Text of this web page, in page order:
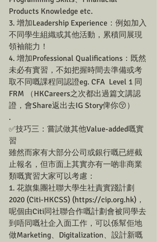
Products Knowledge etc.
3. 增加Leadership Experience：例如加入
不同學生組織或其他活動，累積同展現
領袖能力！
4. 增加Professional Qualifications：既然
未必有實習，不如把握時間去準備或考
取不同嘅課程同認證eg. CFA  Level 1 同
FRM （HKCareers之次都出過篇文講認
證，會Share返出去IG Story俾你😚）
.
✅技巧三：嘗試做其他Value-added嘅實
習
雖然而家有大部分公司或銀行嘅已經截
止報名，但市面上其實亦有一啲非商業
類嘅實習大家可以考慮：
1. 花旗集團社聯大學生社責實踐計劃
2020 (Citi-HKCSS) (https://cip.org.hk)，
呢個由Citi同社聯合作嘅計劃會被同學去
到唔同嘅社企入面工作，可以係幫佢地
做Marketing、Digitalization、設計新嘅